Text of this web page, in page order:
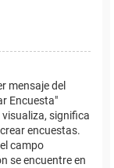
mensaje del
Encuesta"
significa
encuestas.
campo
se encuentre en